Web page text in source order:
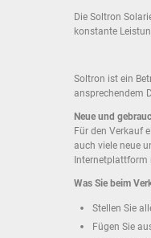
Die Soltron
konstante
Soltron ist ein
ansprechendem
Neue und
Für den Verkauf
auch viele neue
Internetplattform
Was Sie beim
Stellen Sie
Fügen Sie